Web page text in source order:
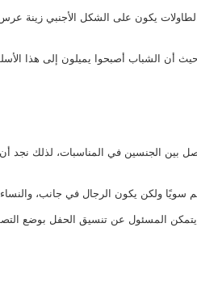
يكون على الشكل الأجنبي زينة
أن الشباب أصبحوا يميلون إلى هذا
بين الجنسين في المناسبات، لذلك نجد
ولكن يكون الرجال في جانب،
المسئول عن تنسيق الحفل بوضع